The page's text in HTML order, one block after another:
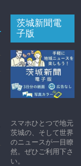
茨城新聞電
子版
スマホひとつで地元
茨城の、そして世界
のニュースが一目瞭
然。ぜひご利用下さ
い。